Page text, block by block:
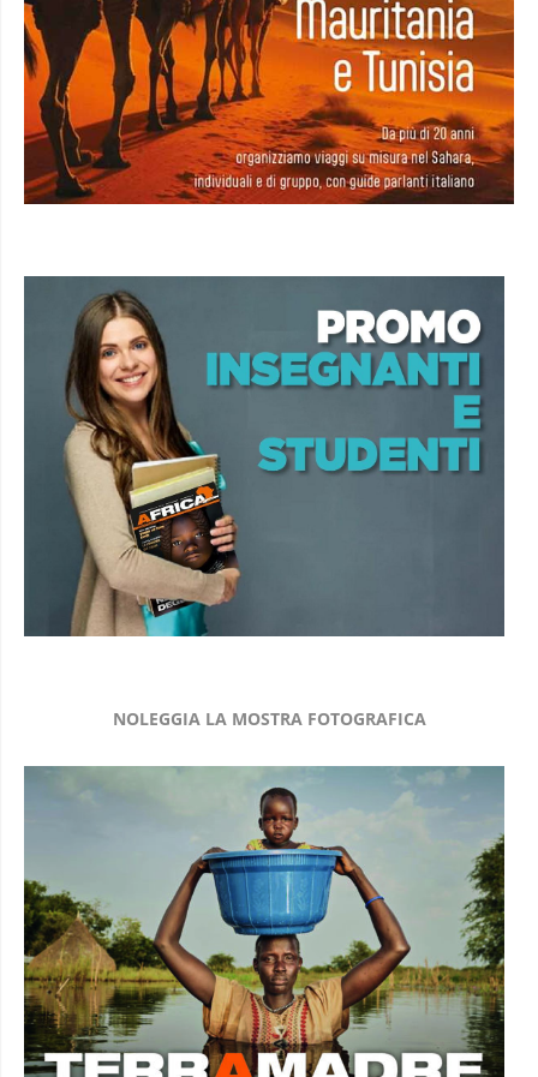
NOLEGGIA LA MOSTRA FOTOGRAFICA